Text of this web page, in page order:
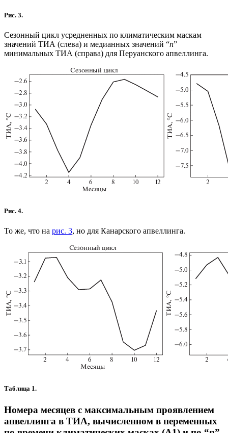
Рис. 3.
Сезонный цикл усредненных по климатическим маскам
значений ТИА (слева) и медианных значений “n”
минимальных ТИА (справа) для Перуанского апвеллинга.
Рис. 4.
То же, что на рис. 3, но для Канарского апвеллинга.
Таблица 1.
Номера месяцев с максимальным проявлением
апвеллинга в ТИА, вычисленном в переменных